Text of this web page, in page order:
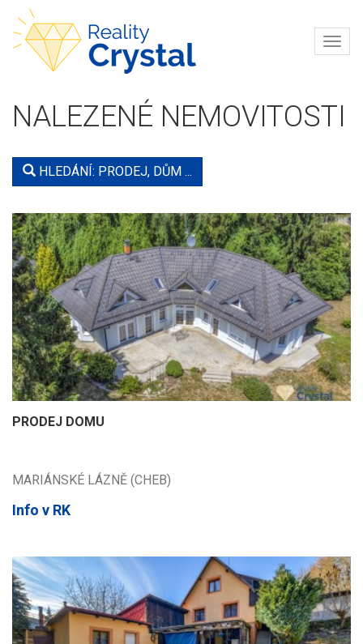
NALEZENÉ NEMOVITOSTI
HLEDÁNÍ: PRODEJ, DŮM ...
PRODEJ DOMU
MARIÁNSKÉ LÁZNĚ (CHEB)
Info v RK